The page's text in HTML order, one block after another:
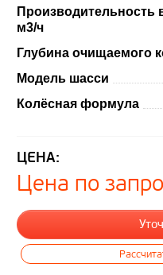
Производительность
м3/ч
Глубина очищаемого
Модель шасси
Колёсная формула
ЦЕНА:
Цена по